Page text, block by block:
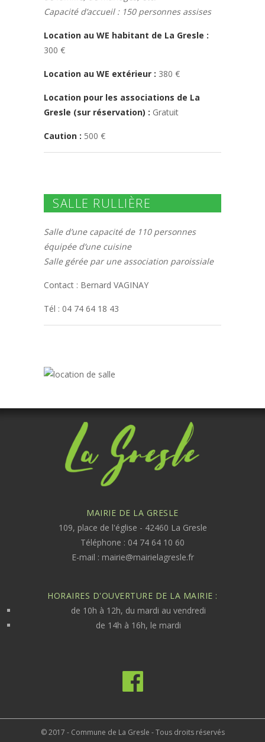
Capacité d’accueil : 150 personnes assises
Location au WE habitant de La Gresle :
300 €
Location au WE extérieur : 380 €
Location pour les associations de La
Gresle (sur réservation) : Gratuit
Caution : 500 €
SALLE RULLIÈRE
Salle d’une capacité de 110 personnes
équipée d’une cuisine
Salle gérée par une association paroissiale
Contact : Bernard VAGINAY
Tél : 04 74 64 18 43
MAIRIE DE LA GRESLE
109, place de l'église - 42460 La Gresle
Téléphone : 04 74 64 10 60
E-mail : mairie@mairielagresle.fr
HORAIRES D'OUVERTURE DE LA MAIRIE :
de 10h à 12h, du mardi au vendredi
de 14h à 16h, le mardi
© 2017 - Commune de La Gresle - Tous droits réservés